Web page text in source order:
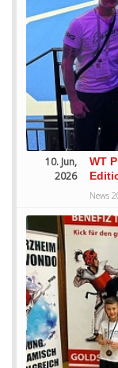
10. Jun,
2026
WT
News